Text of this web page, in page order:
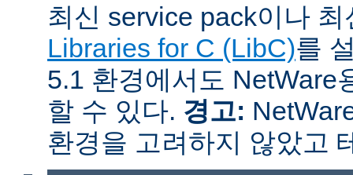
최신 service pack이나
Libraries for C (LibC)를
5.1 환경에서도 NetWare
할 수 있다. 경고:
환경을 고려하지 않았고